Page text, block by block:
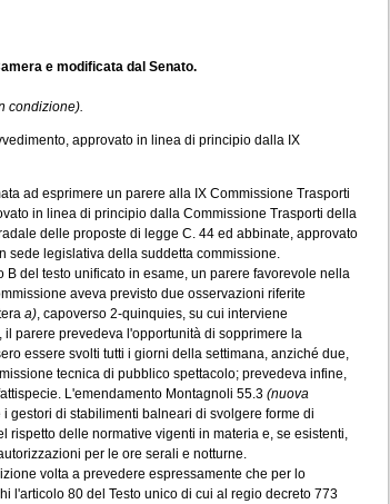
e modificata dal Senato.
condizione).
approvato in linea di principio dalla IX
ad esprimere un parere alla IX Commissione Trasporti
in linea di principio dalla Commissione Trasporti della
delle proposte di legge C. 44 ed abbinate, approvato
sede legislativa della suddetta commissione.
del testo unificato in esame, un parere favorevole nella
aveva previsto due osservazioni riferite
a), capoverso 2-quinquies, su cui interviene
parere prevedeva l'opportunità di sopprimere la
essere svolti tutti i giorni della settimana, anziché due,
tecnica di pubblico spettacolo; prevedeva infine,
L'emendamento Montagnoli 55.3 (nuova
gestori di stabilimenti balneari di svolgere forme di
rispetto delle normative vigenti in materia e, se esistenti,
per le ore serali e notturne.
volta a prevedere espressamente che per lo
l'articolo 80 del Testo unico di cui al regio decreto 773